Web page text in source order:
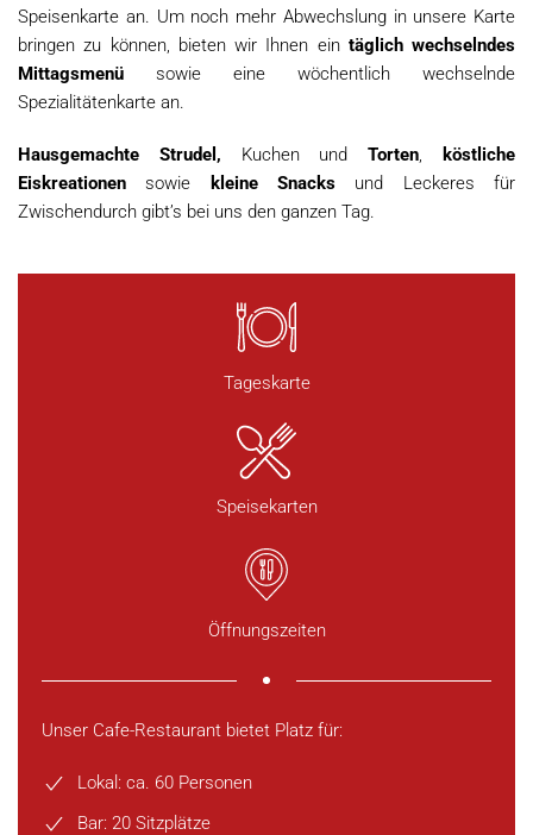
Speisenkarte an. Um noch mehr Abwechslung in unsere Karte
bringen zu können, bieten wir Ihnen ein täglich wechselndes
Mittagsmenü sowie eine wöchentlich wechselnde
Spezialitätenkarte an.
Hausgemachte Strudel, Kuchen und Torten,
köstliche
Eiskreationen sowie kleine Snacks und Leckeres für
Zwischendurch gibt’s bei uns den ganzen Tag.
Tageskarte
Speisekarten
Öffnungszeiten
Unser Cafe-Restaurant bietet Platz für:
Lokal: ca. 60 Personen
Bar: 20 Sitzplätze